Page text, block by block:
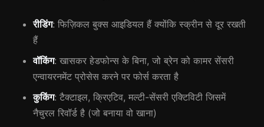
रीडिंग: फिज़िकल बुक्स आइडियल हैं क्योंकि स्क्रीन से दूर रखती
हैं
वॉकिंग: खासकर हेडफोन्स के बिना, जो ब्रेन को कामर सेंसरी
एन्वायरनमेंट प्रोसेस करने पर फोर्स करता है
कुकिंग: टैक्टाइल, क्रिएटिव, मल्टी-सेंसरी एक्टिविटी जिसमें
नैचुरल रिवॉर्ड है (जो बनाया वो खाना)